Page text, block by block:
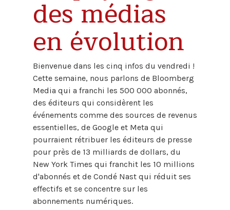
des médias
en évolution
Bienvenue dans les cinq infos du vendredi !
Cette semaine, nous parlons de Bloomberg
Media qui a franchi les 500 000 abonnés,
des éditeurs qui considèrent les
événements comme des sources de revenus
essentielles, de Google et Meta qui
pourraient rétribuer les éditeurs de presse
pour près de 13 milliards de dollars, du
New York Times qui franchit les 10 millions
d'abonnés et de Condé Nast qui réduit ses
effectifs et se concentre sur les
abonnements numériques.